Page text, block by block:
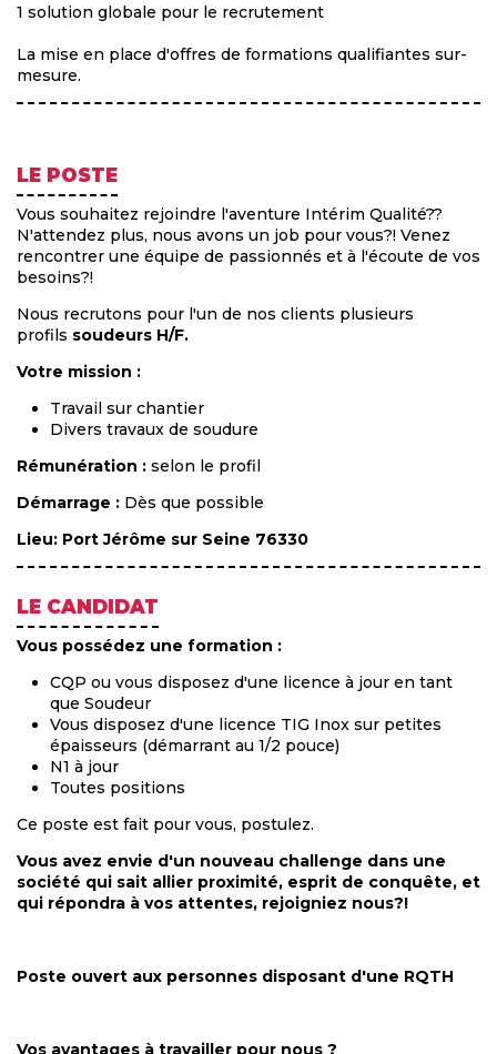
1 solution globale pour le recrutement
La mise en place d'offres de formations qualifiantes sur-
mesure.
LE POSTE
Vous souhaitez rejoindre l'aventure Intérim Qualité??
N'attendez plus, nous avons un job pour vous?! Venez
rencontrer une équipe de passionnés et à l'écoute de vos
besoins?!
Nous recrutons pour l'un de nos clients plusieurs
profils soudeurs H/F.
Votre mission :
Travail sur chantier
Divers travaux de soudure
Rémunération : selon le profil
Démarrage : Dès que possible
Lieu: Port Jérôme sur Seine 76330
LE CANDIDAT
Vous possédez une formation :
CQP ou vous disposez d'une licence à jour en tant
que Soudeur
Vous disposez d'une licence TIG Inox sur petites
épaisseurs (démarrant au 1/2 pouce)
N1 à jour
Toutes positions
Ce poste est fait pour vous, postulez.
Vous avez envie d'un nouveau challenge dans une
société qui sait allier proximité, esprit de conquête, et
qui répondra à vos attentes, rejoigniez nous?!
Poste ouvert aux personnes disposant d'une RQTH
Vos avantages à travailler pour nous ?